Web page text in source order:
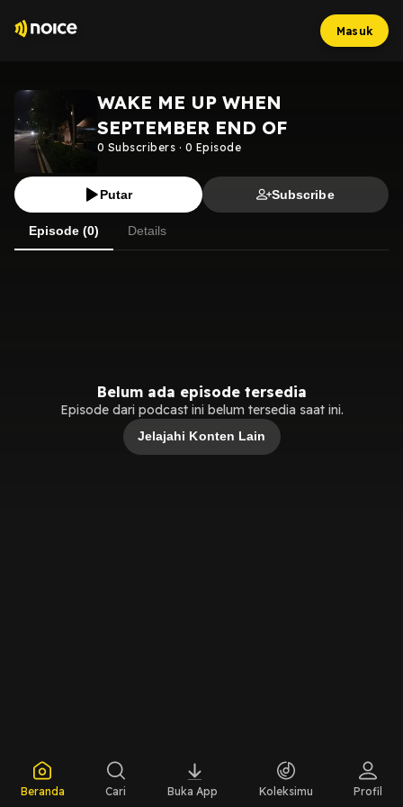
Masuk
WAKE ME UP WHEN
SEPTEMBER END OF
0 Subscribers · 0 Episode
Putar Subscribe
Episode (0) Details
Belum ada episode tersedia
Episode dari podcast ini belum tersedia saat ini.
Jelajahi Konten Lain
Beranda Cari Buka App Koleksimu Profil